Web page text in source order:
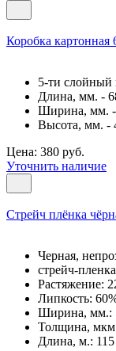
Коробка картонная
5-ти слойный
Длина, мм. -
Ширина, мм. -
Высота, мм. -
Цена: 380 руб.
Уточнить наличие
Cтрейч плёнка
Черная,
стрейч-пленка
Растяжение:
Липкость:
Ширина, мм.:
Толщина,
Длина, м.: 115